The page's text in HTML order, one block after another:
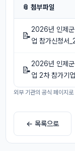
📎 첨부파일
📝
2026년 인제군
업 참가신청서
📝
2026년 인제군
업 2차 참가기
외부 기관의 공식 페이지
← 목록으로